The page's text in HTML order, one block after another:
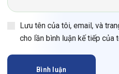
Lưu tên của tôi, email, và
cho lần bình luận kế tiếp của
Bình luận